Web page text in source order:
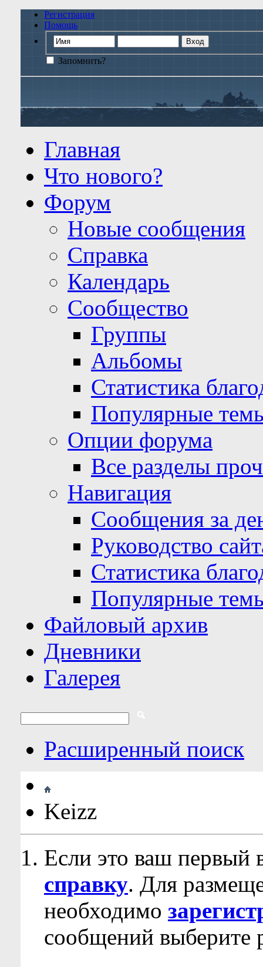
Регистрация
Помощь
Запомнить?
Главная
Что нового?
Форум
Новые сообщения
Справка
Календарь
Сообщество
Группы
Альбомы
Статистика
Популярные
Опции форума
Все разделы
Навигация
Сообщения за
Руководство
Статистика
Популярные
Файловый архив
Дневники
Галерея
Расширенный поиск
Keizz
Если это ваш первый
справку. Для
необходимо
сообщений выберите